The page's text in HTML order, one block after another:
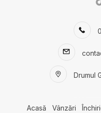
Drumul
Acasă Vânzări